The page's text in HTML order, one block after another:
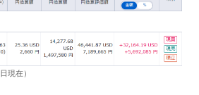
現在）